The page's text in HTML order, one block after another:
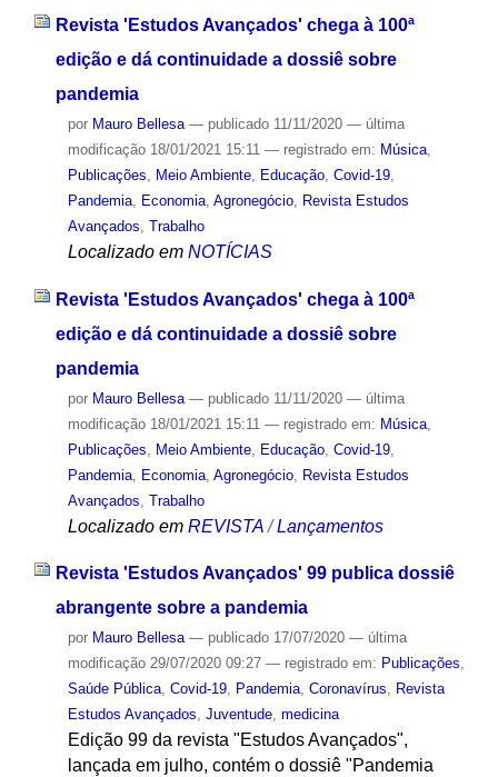
Revista 'Estudos Avançados' chega à 100ª
edição e dá continuidade a dossiê sobre
pandemia
por Mauro Bellesa — publicado11/11/2020 — última
modificação18/01/2021 15:11 — registrado em: Música,
Publicações, Meio Ambiente, Educação, Covid-19,
Pandemia, Economia, Agronegócio, Revista Estudos
Avançados, Trabalho
Localizado em NOTÍCIAS
Revista 'Estudos Avançados' chega à 100ª
edição e dá continuidade a dossiê sobre
pandemia
por Mauro Bellesa — publicado11/11/2020 — última
modificação18/01/2021 15:11 — registrado em: Música,
Publicações
Meio Ambiente, Educação, Covid-19,
Pandemia, Economia, Agronegócio, Revista Estudos
Avançados Trabalho
Localizado em REVISTA /Lançamentos
Revista 'Estudos Avançados' 99 publica dossiê
abrangente sobre a pandemia
por Mauro Bellesa — publicado17/07/2020 — última
modificação29/07/2020 09:27 — registrado em: Publicações,
Saúde Pública, Covid-19, Pandemia, Coronavírus, Revista
Estudos Avançados, Juventude, medicina
Edição 99 da revista "Estudos Avançados",
lançada em julho, contém o dossiê "Pandemia